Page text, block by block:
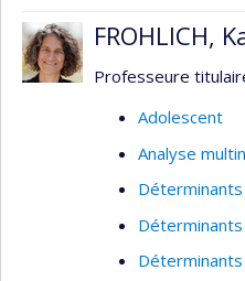
FROHLICH,
Professeure
Adolescent
Analyse